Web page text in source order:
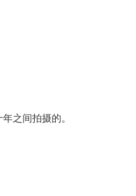
之间拍摄的。